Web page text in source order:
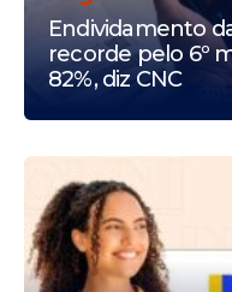
Endividamento
recorde pelo 6º
82%, diz CNC